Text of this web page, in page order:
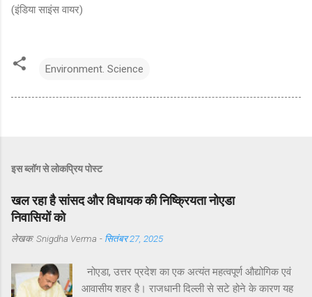
(इंडिया साइंस वायर)
Environment. Science
इस ब्लॉग से लोकप्रिय पोस्ट
खल रहा है सांसद और विधायक की निष्क्रियता नोएडा
निवासियों को
लेखक: Snigdha Verma - सितंबर 27, 2025
नोएडा, उत्तर प्रदेश का एक अत्यंत महत्वपूर्ण औद्योगिक एवं
आवासीय शहर है। राजधानी दिल्ली से सटे होने के कारण यह